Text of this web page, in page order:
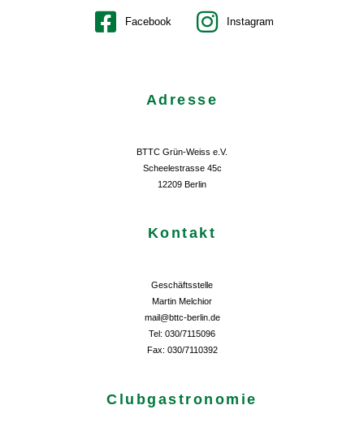
Facebook Instagram
Adresse
BTTC Grün-Weiss e.V.
Scheelestrasse 45c
12209 Berlin
Kontakt
Geschäftsstelle
Martin Melchior
mail@bttc-berlin.de
Tel: 030/7115096
Fax: 030/7110392
Clubgastronomie